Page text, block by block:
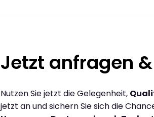
Jetzt anfragen
Nutzen Sie jetzt die Gelegenheit,
jetzt an und sichern Sie sich die